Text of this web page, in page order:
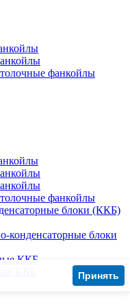
фанкойлы
фанкойлы
блоки (ККБ)
конденсаторные блоки
ККБ
ККБ
Принять